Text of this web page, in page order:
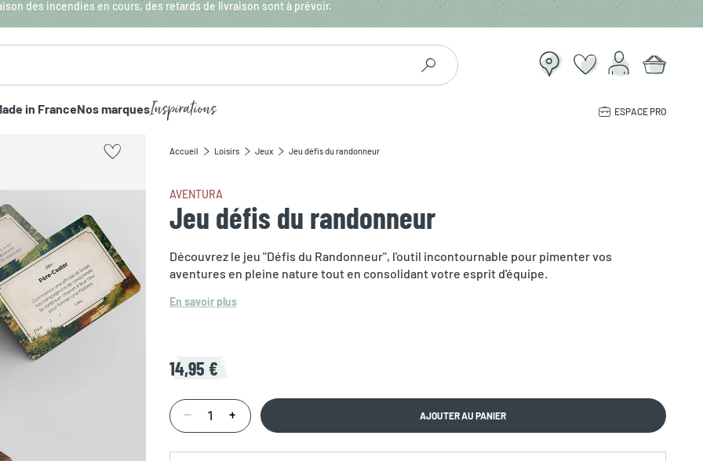
des incendies en cours, des retards de livraison sont à prévoir.
in FranceNos marquesInspirations ESPACE PRO
Accueil Loisirs Jeux Jeu défis du randonneur
AVENTURA
Jeu défis du randonneur
Découvrez le jeu "Défis du Randonneur", l'outil incontournable pour pimenter vos
aventures en pleine nature tout en consolidant votre esprit d'équipe.
En savoir plus
14,95 €
AJOUTER AU PANIER